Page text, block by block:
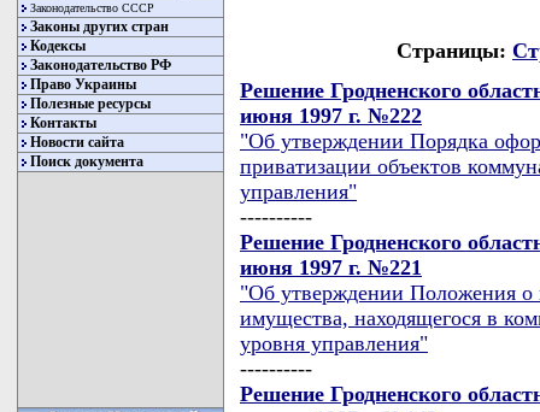
Законодательство СССР
Законы других стран
Кодексы
Законодательство РФ
Право Украины
Полезные ресурсы
Контакты
Новости сайта
Поиск документа
Страницы:
Решение Гродненского
июня 1997 г. №222
"Об утверждении Порядка
приватизации объектов
управления"
----------
Решение Гродненского
июня 1997 г. №221
"Об утверждении Положения о
имущества, находящегося в
уровня управления"
----------
Решение Гродненского